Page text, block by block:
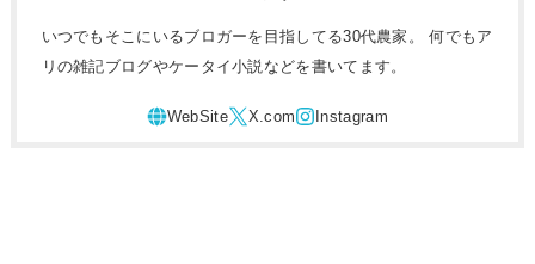
いつでもそこにいるブロガーを目指してる30代農家。 何でもア
リの雑記ブログやケータイ小説などを書いてます。